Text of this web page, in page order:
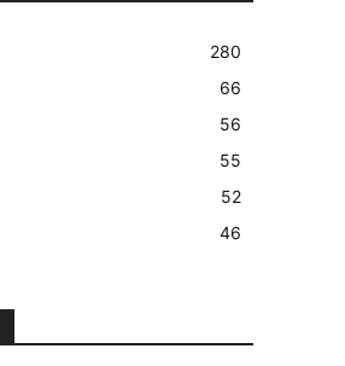
280
66
56
55
52
46